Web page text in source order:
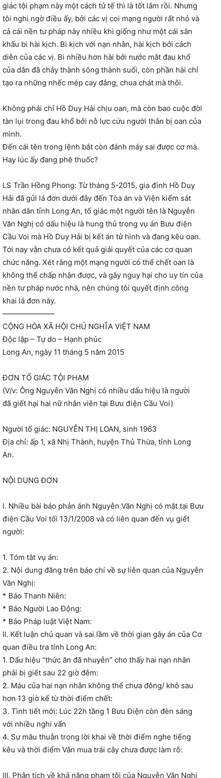
giác tội phạm này một cách tử tế thì là tốt lắm rồi. Nhưng
tôi nghi ngờ điều ấy, bởi các vị coi mạng người rất nhỏ và
cả cái nền tư pháp này nhiều khi giống như một cái sân
khấu bi hài kịch. Bi kịch với nạn nhân, hài kịch bởi cách
diễn của các vị. Bi nhiều hơn hài bởi nước mắt đau khổ
của dân đã chảy thành sông thành suối, còn phần hài chỉ
tạo ra những nhếc mép cay đắng, chua chát mà thôi.
Không phải chỉ Hồ Duy Hải chịu oan, mà còn bao cuộc đời
tàn lụi trong đau khổ bởi nỗ lực cứu người thân bị oan của
mình.
Đến cái tên trong lệnh bắt còn đánh máy sai được cơ mà.
Hay lúc ấy đang phê thuốc?
LS Trần Hồng Phong: Từ tháng 5-2015, gia đình Hồ Duy
Hải đã gửi lá đơn dưới đây đến Tòa án và Viện kiểm sát
nhân dân tỉnh Long An, tố giác một người tên là Nguyễn
Văn Nghị có dấu hiệu là hung thủ trong vụ án Bưu điện
Cầu Voi mà Hồ Duy Hải bị kết án tử hình và đang kêu oan.
Tới nay vẫn chưa có kết quả giải quyết của các cơ quan
chức năng. Xét rằng một mạng người có thể chết oan là
không thể chấp nhận được, và gây nguy hại cho uy tín của
nền tư pháp nước nhà, nên chúng tôi quyết định công
khai lá đơn này.
———————
CỘNG HÒA XÃ HỘI CHỦ NGHĨA VIỆT NAM
Độc lập – Tự do – Hạnh phúc
Long An, ngày 11 tháng 5 năm 2015
ĐƠN TỐ GIÁC TỘI PHẠM
(V/v: Ông Nguyễn Văn Nghị có nhiều dấu hiệu là người
đã giết hại hai nữ nhân viên tại Bưu điện Cầu Voi)
Người tố giác: NGUYỄN THỊ LOAN, sinh 1963
Địa chỉ: ấp 1, xã Nhị Thành, huyện Thủ Thừa, tỉnh Long
An.
NỘI DUNG ĐƠN
I. Nhiều bài báo phản ánh Nguyễn Văn Nghị có mặt tại Bưu
điện Cầu Voi tối 13/1/2008 và có liên quan đến vụ giết
người:
1. Tóm tắt vụ án:
2. Nội dung đăng trên báo chí về sự liên quan của Nguyễn
Văn Nghị:
* Báo Thanh Niên:
* Báo Người Lao Động:
* Báo Pháp luật Việt Nam:
II. Kết luận chủ quan và sai lầm về thời gian gây án của Cơ
quan điều tra tỉnh Long An:
1. Dấu hiệu “thức ăn đã nhuyễn” cho thấy hai nạn nhân
phải bị giết sau 22 giờ đêm:
2. Máu của hai nạn nhân không thể chưa đông/ khô sau
hơn 13 giờ kể từ thời điểm chết:
3. Tình tiết mới: Lúc 22h tầng 1 Bưu Điện còn đèn sáng
với nhiều nghi vấn
4. Sự mâu thuẫn trong lời khai về thời điểm nghe tiếng
kêu và thời điểm Vân mua trái cây chưa được làm rõ:
III. Phân tích về khả năng phạm tội của Nguyễn Văn Nghị